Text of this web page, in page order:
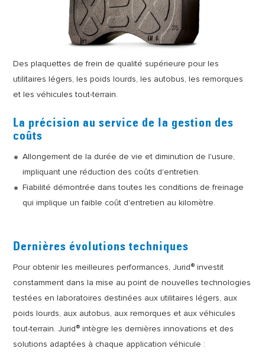
Des plaquettes de frein de qualité supérieure pour les
utilitaires légers, les poids lourds, les autobus, les remorques
et les véhicules tout-terrain.
La précision au service de la gestion des
coûts
Allongement de la durée de vie et diminution de l'usure,
impliquant une réduction des coûts d'entretien.
Fiabilité démontrée dans toutes les conditions de freinage
qui implique un faible coût d'entretien au kilomètre.
Dernières évolutions techniques
Pour obtenir les meilleures performances, Jurid® investit
constamment dans la mise au point de nouvelles technologies
testées en laboratoires destinées aux utilitaires légers, aux
poids lourds, aux autobus, aux remorques et aux véhicules
tout-terrain. Jurid® intègre les dernières innovations et des
solutions adaptées à chaque application véhicule :